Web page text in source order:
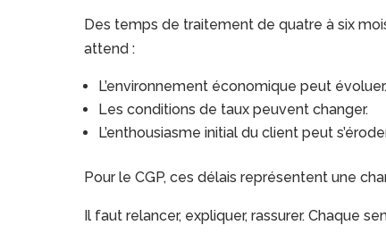
Des temps de traitement de quatre à six
attend :
L’environnement économique peut évoluer.
Les conditions de taux peuvent changer.
L’enthousiasme initial du client peut
Pour le CGP, ces délais représentent une
Il faut relancer, expliquer, rassurer. Chaque